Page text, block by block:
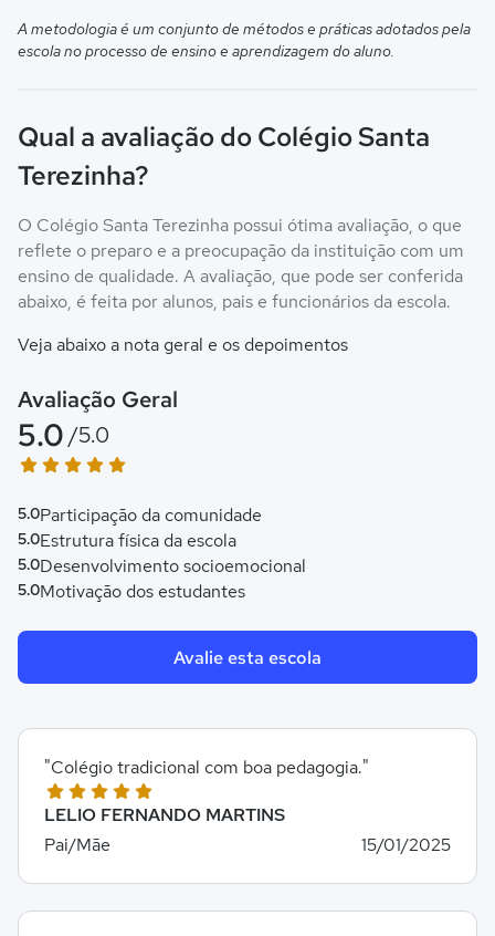
A metodologia é um conjunto de métodos e práticas adotados pela
escola no processo de ensino e aprendizagem do aluno.
Qual a avaliação do Colégio Santa
Terezinha?
O Colégio Santa Terezinha possui ótima avaliação, o que
reflete o preparo e a preocupação da instituição com um
ensino de qualidade. A avaliação, que pode ser conferida
abaixo, é feita por alunos, pais e funcionários da escola.
Veja abaixo a nota geral e os depoimentos
Avaliação Geral
5.0 /5.0
5.0Participação da comunidade
5.0Estrutura física da escola
5.0Desenvolvimento socioemocional
5.0Motivação dos estudantes
Avalie esta escola
LELIO FERNANDO MARTINS
Pai/Mãe
15/01/2025
"Colégio tradicional com boa pedagogia."